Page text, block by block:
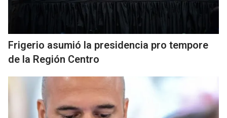
Frigerio asumió la presidencia pro tempore
de la Región Centro